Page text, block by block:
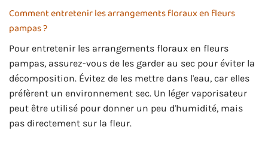
Comment entretenir les arrangements floraux en fleurs
pampas ?
Pour entretenir les arrangements floraux en fleurs
pampas, assurez-vous de les garder au sec pour éviter la
décomposition. Évitez de les mettre dans l'eau, car elles
préfèrent un environnement sec. Un léger vaporisateur
peut être utilisé pour donner un peu d'humidité, mais
pas directement sur la fleur.